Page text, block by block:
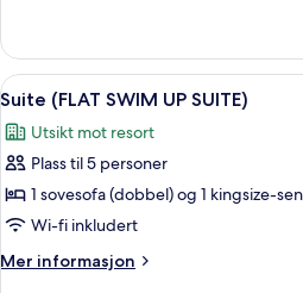
(PAD
SWIM
UP
Åpne
alle
bildene
av
Suite
(FLAT
SWIM
UP
6
Suite (FLAT SWIM UP SUITE)
Utsikt mot resort
Plass til 5 personer
1 sovesofa (dobbel) og 1 kingsize-
Wi-fi inkludert
Mer informasjon
Mer